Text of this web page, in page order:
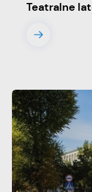
Teatralne